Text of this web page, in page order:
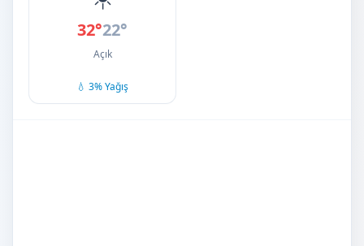
32°22°
Açık
💧 3% Yağış